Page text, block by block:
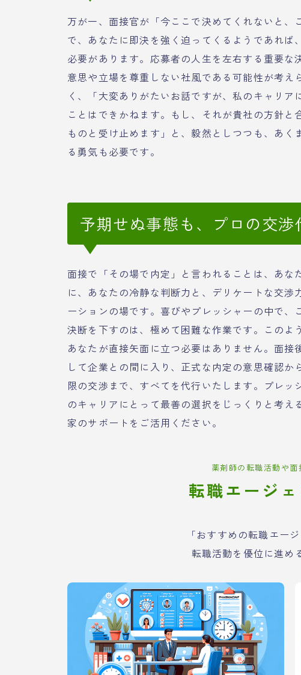
万が一、面接官が「今ここで決めてくれないと
で、あなたに即決を強く迫ってくるようであれ
必要があります。応募者の人生を左右する重要
意思や立場を尊重しない社風である可能性が考
く、「大変ありがたいお話ですが、私のキャリ
ことはできかねます。もし、それが貴社の方針
ものと受け止めます」と、毅然としつつも、あ
る勇気も必要です。
予期せぬ事態も、プロの交
面接で「その場で内定」と言われることは、あ
に、あなたの冷静な判断力と、デリケートな交
ーションの場です。喜びやプレッシャーの中で
決断を下すのは、極めて困難な作業です。このよ
あなたが直接矢面に立つ必要はありません。面
して企業との間に入り、正式な内定の意思確認
限の交渉まで、すべてを代行いたします。プレ
のキャリアにとって最善の選択をじっくりと考
家のサポートをご活用ください。
薬剤師の転職活動や
転職エージ
「おすすめの転職エー
転職活動を優位に進め